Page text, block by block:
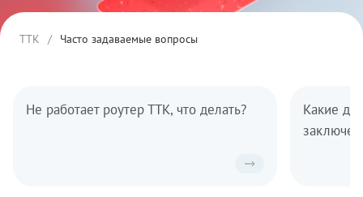
ТТК / Часто задаваемые вопросы
Не работает роутер ТТК, что делать?
Какие